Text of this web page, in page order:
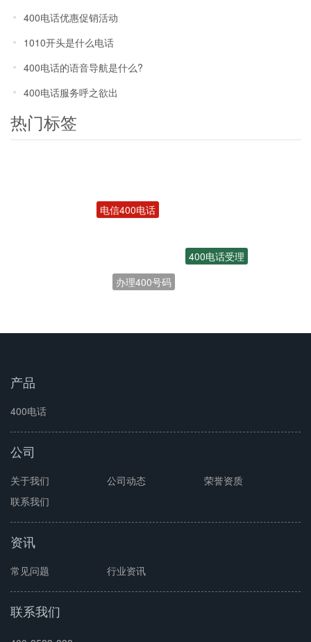
400电话优惠促销活动
1010开头是什么电话
400电话的语音导航是什么?
400电话服务呼之欲出
热门标签
400电话受理
产品
400电话
公司
关于我们 公司动态
荣誉资质
联系我们
资讯
常见问题 行业资讯
联系我们